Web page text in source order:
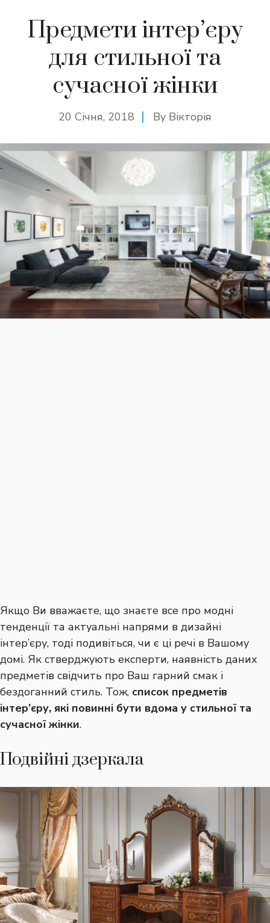
Предмети інтер’єру
для стильної та
сучасної жінки
20 Січня, 2018 By Вікторія
Якщо Ви вважаєте, що знаєте все про модні
тенденції та актуальні напрями в дизайні
інтер’єру, тоді подивіться, чи є ці речі в Вашому
домі. Як стверджують експерти, наявність даних
предметів свідчить про Ваш гарний смак і
бездоганний стиль. Тож, список предметів
інтер’єру, які повинні бути вдома у стильної та
сучасної жінки.
Подвійні дзеркала